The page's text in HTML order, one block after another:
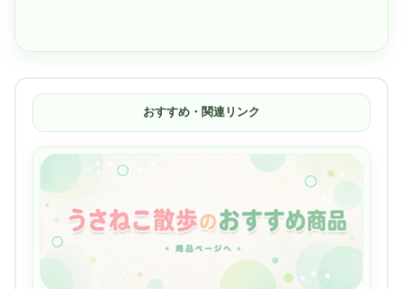
おすすめ・関連リンク